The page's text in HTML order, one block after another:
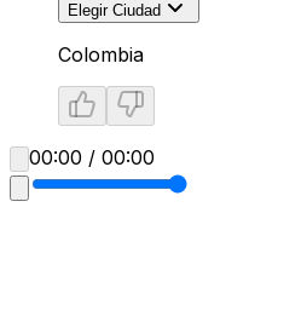
Elegir Ciudad
Colombia
00:00 / 00:00